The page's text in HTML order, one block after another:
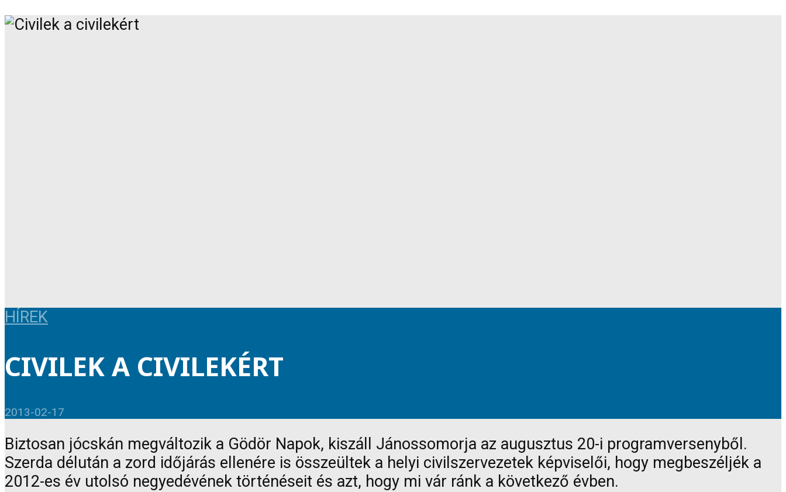
HÍREK
CIVILEK A CIVILEKÉRT
2013-02-17
Biztosan jócskán megváltozik a Gödör Napok, kiszáll Jánossomorja az augusztus 20-i programversenyből.
Szerda délután a zord időjárás ellenére is összeültek a helyi civilszervezetek képviselői, hogy megbeszéljék a
2012-es év utolsó negyedévének történéseit és azt, hogy mi vár ránk a következő évben.